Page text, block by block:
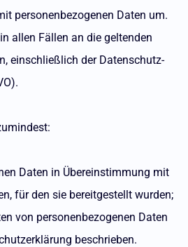
personenbezogenen Daten um.
allen Fällen an die geltenden
einschließlich der Datenschutz-
Daten in Übereinstimmung mit
für den sie bereitgestellt wurden;
von personenbezogenen Daten
beschrieben.